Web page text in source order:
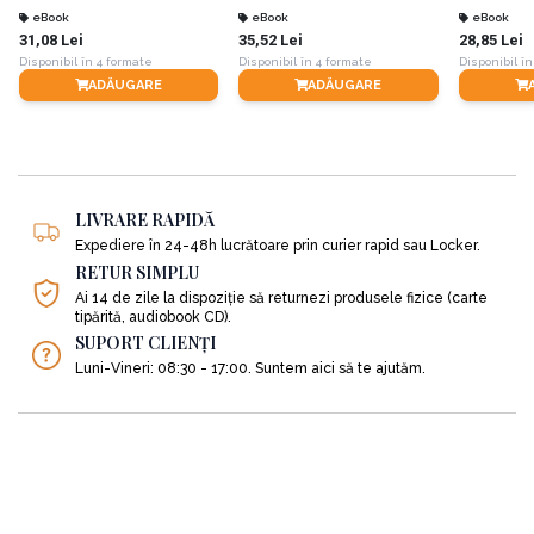
4. SECȚIUNEA 4: Ia cea mai importantă decizie de investiții din viața ta;
viață;
SECȚIUNEA 6: Investește asemenea celor mai bogați 0,001%. Manualul
de strategii al miliardarului;
împărtășește-o.
Dar să le luăm pe rând:
eBook
31,08 Lei
Disponibil în 4 formate
ADĂUGARE
eBook
35,52 Lei
Disponibil în 4 formate
ADĂUGARE
eBook
28,85 Lei
Disponibil
LIVRARE RAPIDĂ
Expediere în 24-48h lucrătoare prin curier rapid sau Locker.
RETUR SIMPLU
Ai 14 de zile la dispoziție să returnezi produsele fizice (carte
tipărită, audiobook CD).
SUPORT CLIENȚI
Luni-Vineri: 08:30 - 17:00. Suntem aici să te ajutăm.